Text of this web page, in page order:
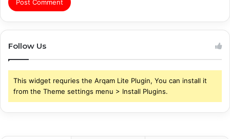
Follow Us
This widget requries the Arqam Lite Plugin, You can install it
from the Theme settings menu > Install Plugins.